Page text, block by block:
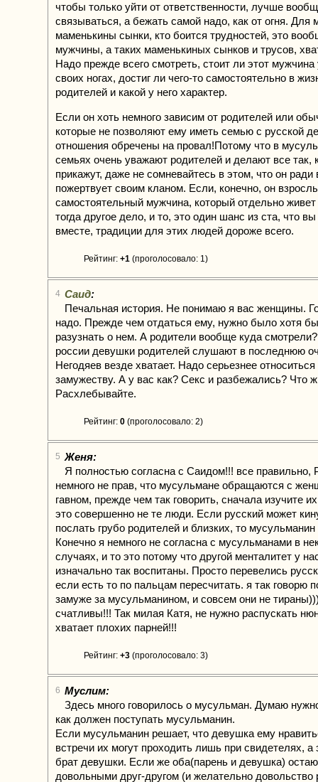
чтобы только уйти от ответственности, лучше
связываться, а бежать самой надо, как от огня. Для
маменькины сынки, кто боится трудностей, это
мужчины, а таких маменькиных сынков и трусов,
Надо прежде всего смотреть, стоит ли этот мужчина
своих ногах, достиг ли чего-то самостоятельно в
родителей и какой у него характер.
Если он хоть немного зависим от родителей или
которые не позволяют ему иметь семью с русской
отношения обречены на провал!Потому что в
семьях очень уважают родителей и делают все так,
прикажут, даже не сомневайтесь в этом, что он ради
пожертвует своим кланом. Если, конечно, он
самостоятельный мужчина, который отдельно живет
тогда другое дело, и то, это один шанс из ста, что
вместе, традиции для этих людей дороже всего.
Рейтинг: +1 (проголосовало: 1)
4 Саид:
Печальная история. Не понимаю я вас женщины.
надо. Прежде чем отдаться ему, нужно было хотя
разузнать о нем. А родители вообще куда
россии девушки родителей слушают в последнюю
Негодяев везде хватает. Надо серьезнее
замужеству. А у вас как? Секс и разбежались? Что
Расхлебывайте.
Рейтинг: 0 (проголосовало: 2)
5 Женя:
Я полностью согласна с Саидом!!! все правильно,
немного не прав, что мусульмане обращаются с
гавном, прежде чем так говорить, сначала изучите
это совершенно не те люди. Если русский может
послать грубо родителей и близких, то мусульманин
Конечно я немного не согласна с мусульманами в
случаях, и то это потому что другой менталитет у
изначально так воспитаны. Просто перевелись
если есть то по пальцам пересчитать. я так говорю
замуже за мусульманином, и совсем они не
счатливы!!! Так милая Катя, не нужно распускать
хватает плохих парней!!!
Рейтинг: +3 (проголосовало: 3)
6 Муслим:
Здесь много говорилось о мусульман. Думаю
как должен поступать мусульманин.
Если мусульманин решает, что девушка ему
встречи их могут проходить лишь при свидетелях, а
брат девушки. Если же оба(парень и девушка)
довольными друг-другом (и желательно довольство